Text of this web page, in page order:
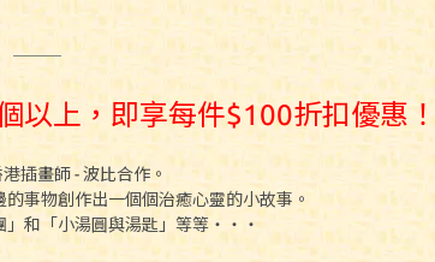
以上，即享每件$100折扣優惠！
插畫師 - 波比合作。
事物創作出一個個治癒心靈的小故事。
」和「小湯圓與湯匙」等等‧‧‧